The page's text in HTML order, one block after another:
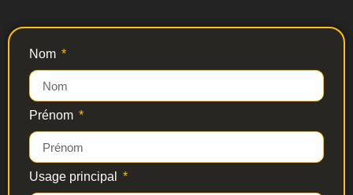
Nom
Prénom
Usage principal